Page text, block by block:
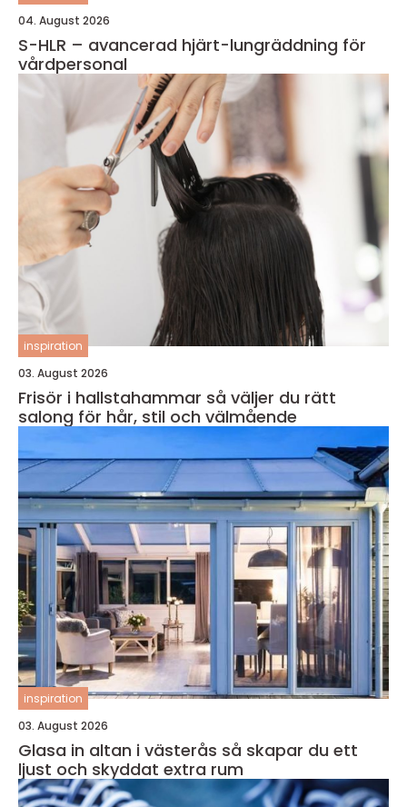
04. August 2026
S-HLR – avancerad hjärt-lungräddning för
vårdpersonal
inspiration
03. August 2026
Frisör i hallstahammar så väljer du rätt
salong för hår, stil och välmående
inspiration
03. August 2026
Glasa in altan i västerås så skapar du ett
ljust och skyddat extra rum